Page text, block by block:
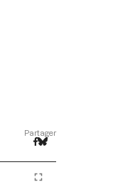
Partager